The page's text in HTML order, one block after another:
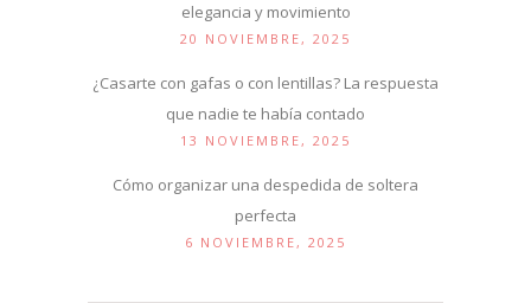
elegancia y movimiento
20 NOVIEMBRE, 2025
¿Casarte con gafas o con lentillas? La respuesta
que nadie te había contado
13 NOVIEMBRE, 2025
Cómo organizar una despedida de soltera
perfecta
6 NOVIEMBRE, 2025